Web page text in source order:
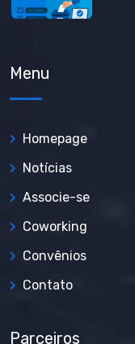
Menu
Homepage
Notícias
Associe-se
Coworking
Convênios
Contato
Parceiros